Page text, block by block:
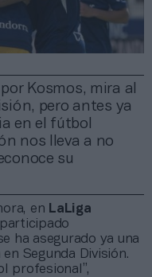
Kosmos, mira al
pero antes ya
en el fútbol
nos lleva a no
su
en LaLiga
ha asegurado ya una
Segunda División.
profesional”,